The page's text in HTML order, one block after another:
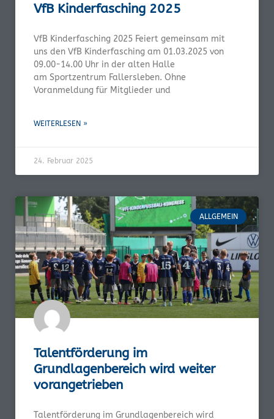
VfB Kinderfasching 2025
VfB Kinderfasching 2025 Feiert gemeinsam mit
uns den VfB Kinderfasching am 01.03.2025 von
09.00-14.00 Uhr in der alten Halle
am Sportzentrum Fallersleben. Ohne
Voranmeldung für Mitglieder und
WEITERLESEN »
24. Februar 2025
ALLGEMEIN
Talentförderung im
Grundlagenbereich wird weiter
vorangetrieben
Talentförderung im Grundlagenbereich wird